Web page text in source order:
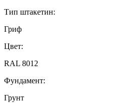
Тип штакетин:
Гриф
Цвет:
RAL 8012
Фундамент:
Грунт